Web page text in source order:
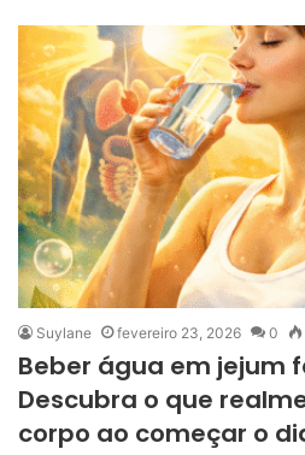
Suylane fevereiro 23, 2026 0
Beber água em jejum
Descubra o que
corpo ao começar o